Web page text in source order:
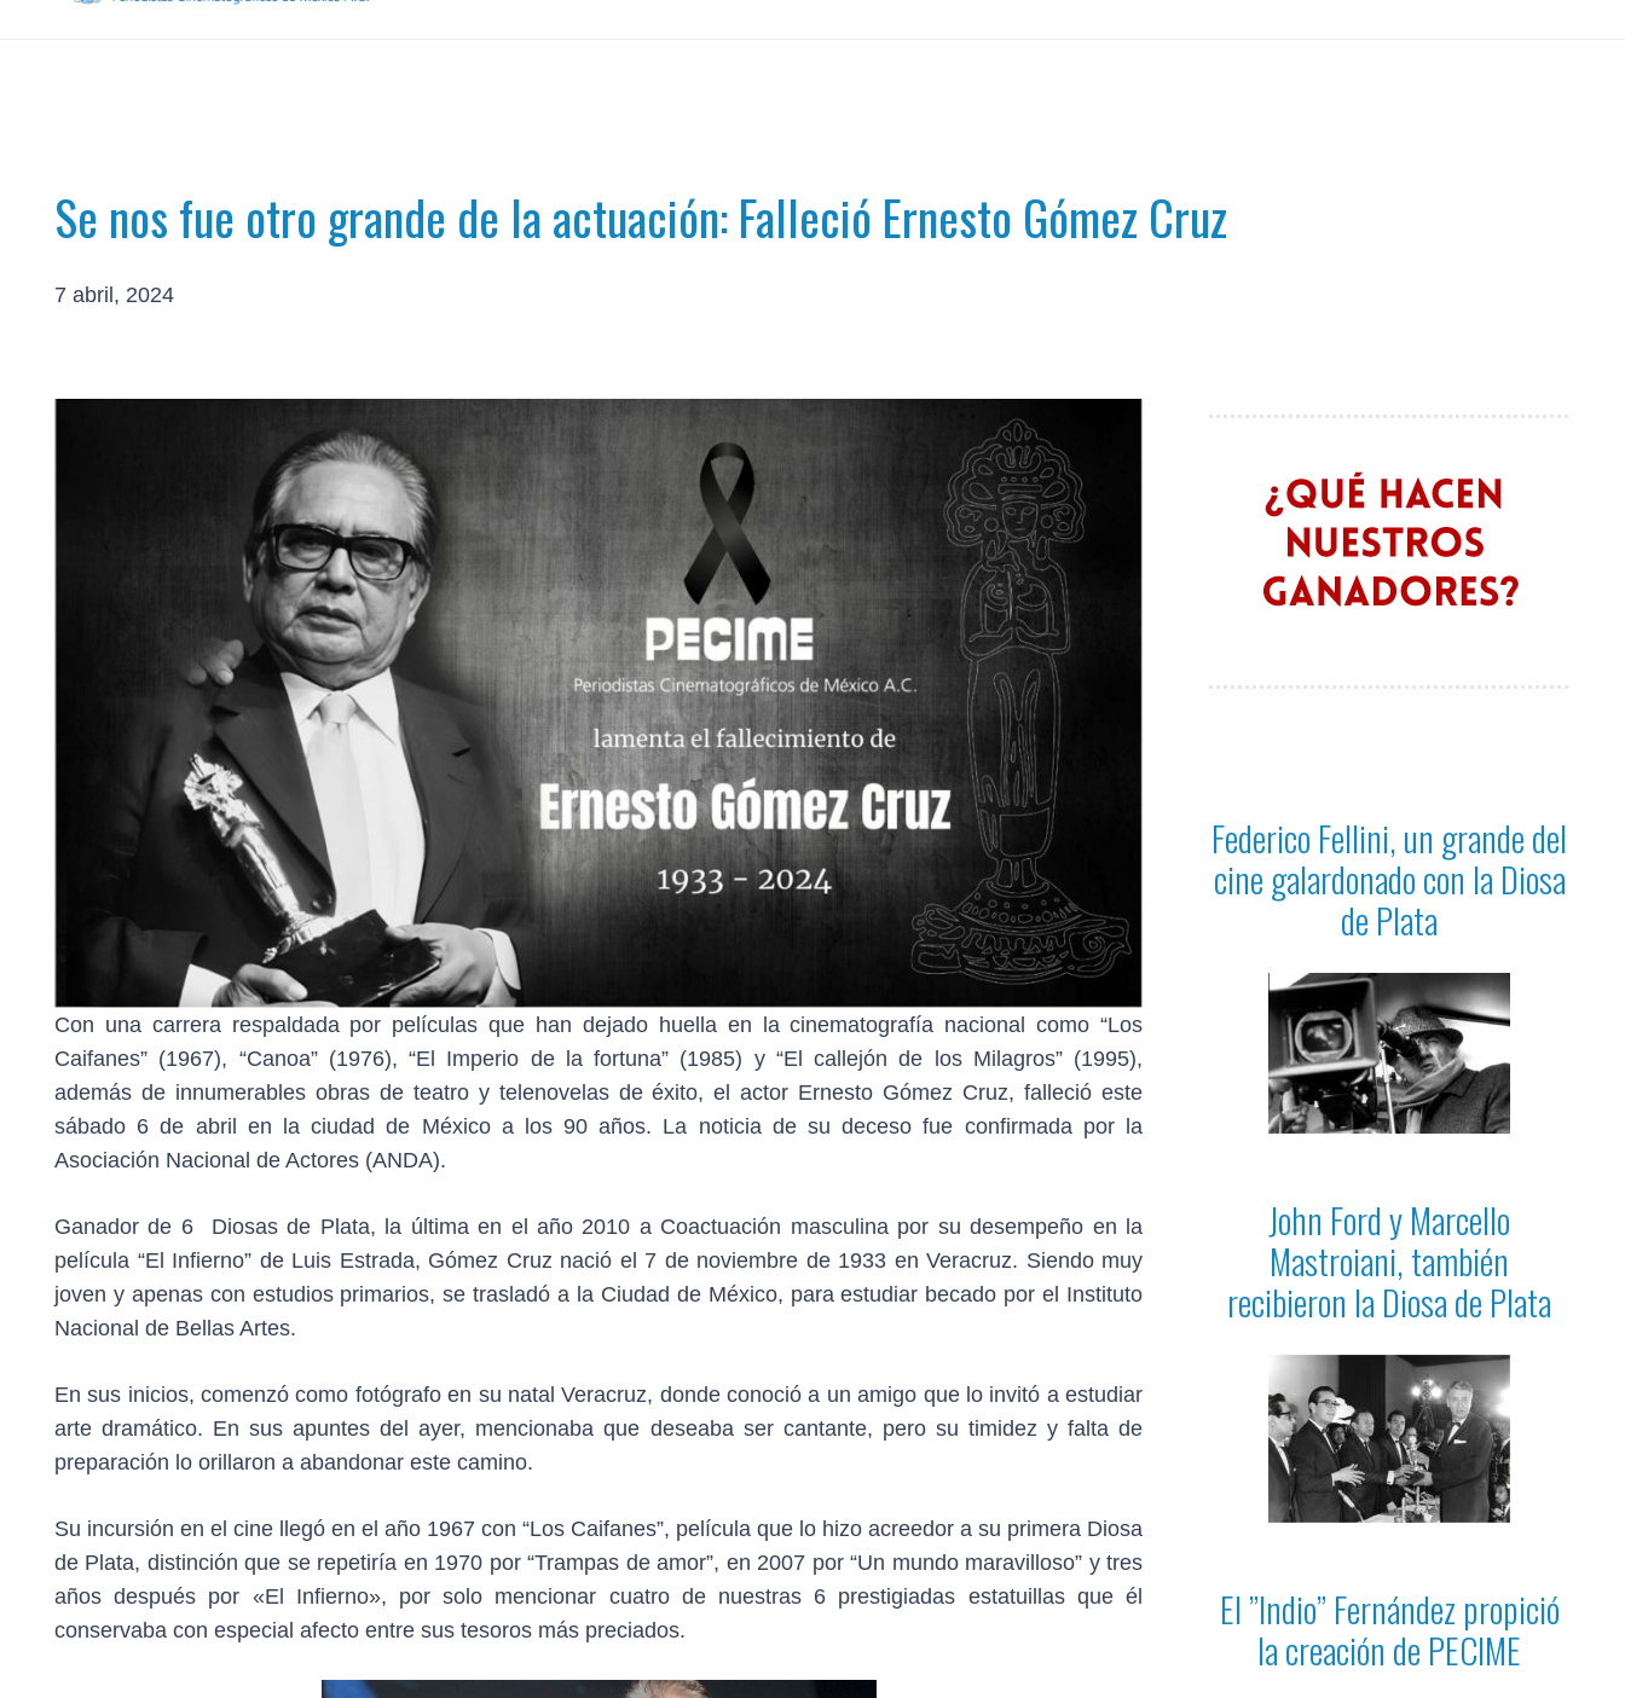
Se nos fue otro grande de la actuación: Falleció Ernesto Gómez Cruz
7 abril, 2024
Con una carrera respaldada por películas que han dejado huella en la cinematografía nacional como “Los
Caifanes” (1967), “Canoa” (1976), “El Imperio de la fortuna” (1985) y “El callejón de los Milagros” (1995),
además de innumerables obras de teatro y telenovelas de éxito, el actor Ernesto Gómez Cruz, falleció este
sábado 6 de abril en la ciudad de México a los 90 años. La noticia de su deceso fue confirmada por la
Asociación Nacional de Actores (ANDA).
Ganador de 6 Diosas de Plata, la última en el año 2010 a Coactuación masculina por su desempeño en la
película “El Infierno” de Luis Estrada, Gómez Cruz nació el 7 de noviembre de 1933 en Veracruz. Siendo muy
joven y apenas con estudios primarios, se trasladó a la Ciudad de México, para estudiar becado por el Instituto
Nacional de Bellas Artes.
En sus inicios, comenzó como fotógrafo en su natal Veracruz, donde conoció a un amigo que lo invitó a estudiar
arte dramático. En sus apuntes del ayer, mencionaba que deseaba ser cantante, pero su timidez y falta de
preparación lo orillaron a abandonar este camino.
Su incursión en el cine llegó en el año 1967 con “Los Caifanes”, película que lo hizo acreedor a su primera Diosa
de Plata, distinción que se repetiría en 1970 por “Trampas de amor”, en 2007 por “Un mundo maravilloso” y tres
años después por «El Infierno», por solo mencionar cuatro de nuestras 6 prestigiadas estatuillas que él
conservaba con especial afecto entre sus tesoros más preciados.
Federico Fellini, un grande del
cine galardonado con la Diosa
de Plata
John Ford y Marcello
Mastroiani, también
recibieron la Diosa de Plata
El ”Indio” Fernández propició
la creación de PECIME